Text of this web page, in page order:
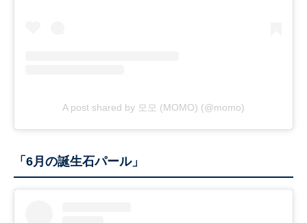
A post shared by 모모 (MOMO) (@momo)
「6月の誕生石パール」